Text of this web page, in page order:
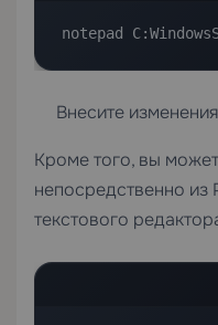
notepad
Внесите
Кроме того, вы
непосредственно из
текстового